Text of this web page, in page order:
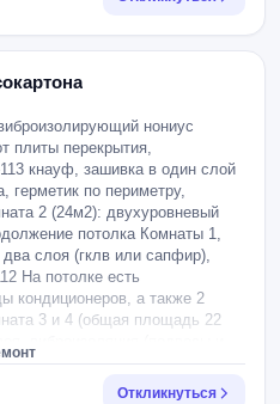
светильников, вывод
к имеющейся проводке.
— указать это отдельно. 4.
решётки: указать размеры,
5. Аккуратный монтаж,
Прошу в отклике дать
с отдельной стоимостью
освещения, решётки, выезда,
срок выполнения и гарантию
После замера дополнительные
по предварительному
нониус
плиты перекрытия,
кнауф, зашивка в один слой
герметик по периметру,
2 (24м2): двухуровневый
потолка Комнаты 1,
слоя (гклв или сапфир),
На потолке есть
кондиционеров, а также 2
3 и 4 (общая площадь 22
виброизоляция (подвесы и
кондиционеров, ниши под
ок 10 м2).: потолки с
Откликнуться